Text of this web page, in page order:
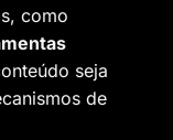
como
seja
de